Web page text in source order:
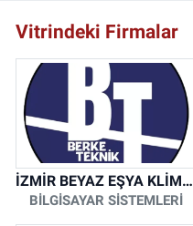
Vitrindeki Firmalar
İZMİR BEYAZ EŞYA KLİMA KOMBİ SERVİSİ
BİLGİSAYAR SİSTEMLERİ